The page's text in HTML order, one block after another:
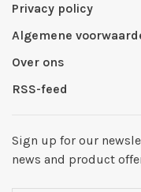
Privacy policy
Algemene
Over ons
RSS-feed
Sign up for our
news and product